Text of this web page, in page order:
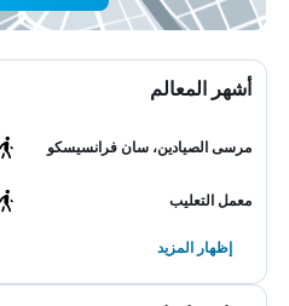
أشهر المعالم
مرسى الصيادين، سان فرانسيسكو
معمل التعليب
إظهار المزيد